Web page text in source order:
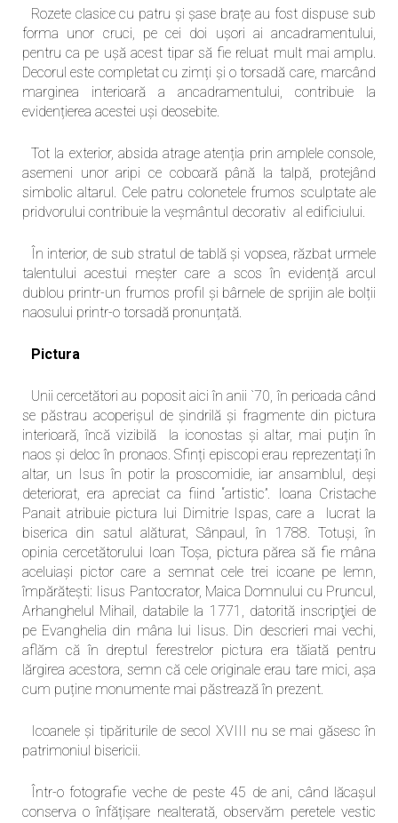
Rozete clasice cu patru și șase brațe au fost dispuse sub
forma unor cruci, pe cei doi ușori ai ancadramentului,
pentru ca pe ușă acest tipar să fie reluat mult mai amplu.
Decorul este completat cu zimți și o torsadă care, marcând
marginea interioară a ancadramentului, contribuie la
evidențierea acestei uși deosebite.
Tot la exterior, absida atrage atenția prin amplele console,
asemeni unor aripi ce coboară până la talpă, protejând
simbolic altarul. Cele patru colonetele frumos sculptate ale
pridvorului contribuie la veșmântul decorativ al edificiului.
În interior, de sub stratul de tablă și vopsea, răzbat urmele
talentului acestui meșter care a scos în evidență arcul
dublou printr-un frumos profil și bârnele de sprijin ale bolții
naosului printr-o torsadă pronunțată.
Pictura
Unii cercetători au poposit aici în anii `70, în perioada când
se păstrau acoperișul de șindrilă și fragmente din pictura
interioară, încă vizibilă la iconostas și altar, mai puțin în
naos și deloc în pronaos. Sfinți episcopi erau reprezentați în
altar, un Isus în potir la proscomidie, iar ansamblul, deși
deteriorat, era apreciat ca fiind “artistic”. Ioana Cristache
Panait atribuie pictura lui Dimitrie Ispas, care a lucrat la
biserica din satul alăturat, Sânpaul, în 1788. Totuși, în
opinia cercetătorului Ioan Toșa, pictura părea să fie mâna
aceluiași pictor care a semnat cele trei icoane pe lemn,
împărătești: Iisus Pantocrator, Maica Domnului cu Pruncul,
Arhanghelul Mihail, databile la 1771, datorită inscripţiei de
pe Evanghelia din mâna lui Iisus. Din descrieri mai vechi,
aflăm că în dreptul ferestrelor pictura era tăiată pentru
lărgirea acestora, semn că cele originale erau tare mici, așa
cum puține monumente mai păstrează în prezent.
Icoanele și tipăriturile de secol XVIII nu se mai găsesc în
patrimoniul bisericii.
Într-o fotografie veche de peste 45 de ani, când lăcașul
conserva o înfățișare nealterată, observăm peretele vestic